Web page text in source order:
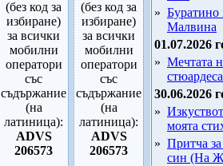
(без код за
избиране)
за всички
мобилни
оператори
със
съдържание
(на
латиница):
ADVS
206573
(без код за
избиране)
за всички
мобилни
оператори
със
съдържание
(на
латиница):
ADVS
206573
» Буратино
Малвина
01.07.2026
» Мечтата
30.06.2026
»
моята
» Притча
син (На